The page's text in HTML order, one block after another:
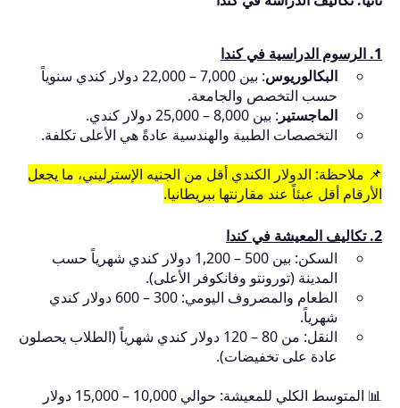
1. الرسوم الدراسية في كندا
البكالوريوس
: بين 7,000 – 22,000 دولار كندي سنوياً
حسب التخصص والجامعة.
الماجستير : بين 8,000 – 25,000 دولار كندي.
التخصصات الطبية والهندسية عادةً هي الأعلى تكلفة.
📌 ملاحظة: الدولار الكندي أقل من الجنيه الإسترليني، ما يجعل
الأرقام أقل عبئاً عند مقارنتها ببريطانيا.
2. تكاليف المعيشة في كندا
السكن: بين 500 – 1,200 دولار كندي شهرياً حسب
المدينة (تورونتو وفانكوفر الأعلى).
الطعام والمصروف اليومي: 300 – 600 دولار كندي
شهرياً.
النقل: من 80 – 120 دولار كندي شهرياً (الطلاب يحصلون
عادة على تخفيضات).
📊 المتوسط الكلي للمعيشة: حوالي 10,000 – 15,000 دولار